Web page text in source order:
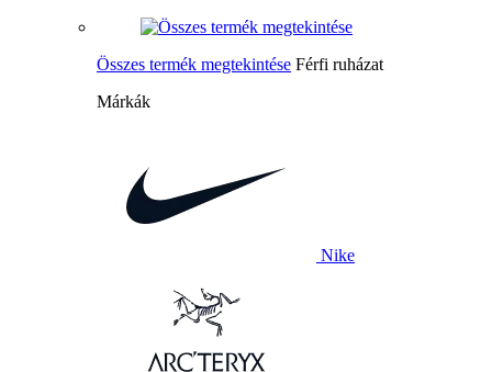
Összes termék megtekintése Férfi ruházat
Márkák
Nike